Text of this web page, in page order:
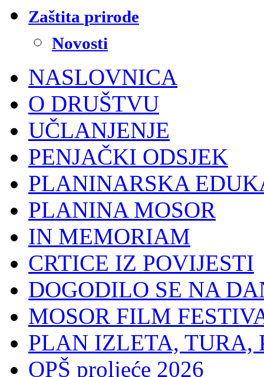
Zaštita prirode
Novosti
NASLOVNICA
O DRUŠTVU
UČLANJENJE
PENJAČKI ODSJEK
PLANINARSKA
PLANINA MOSOR
IN MEMORIAM
CRTICE IZ POVIJESTI
DOGODILO SE NA
MOSOR FILM
PLAN IZLETA, TURA,
OPŠ proljeće 2026